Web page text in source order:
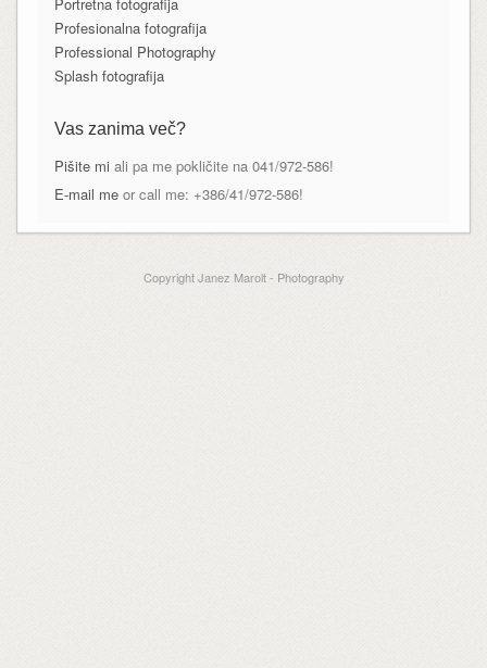
Profesionalna fotografija
Professional Photography
Splash fotografija
Vas zanima več?
Pišite mi ali pa me pokličite na 041/972-586!
E-mail meor call me: +386/41/972-586!
Copyright Janez Marolt - Photography